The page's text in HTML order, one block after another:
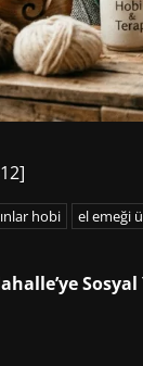
hobi el emeği